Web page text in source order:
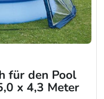
für den Pool
x 4,3 Meter